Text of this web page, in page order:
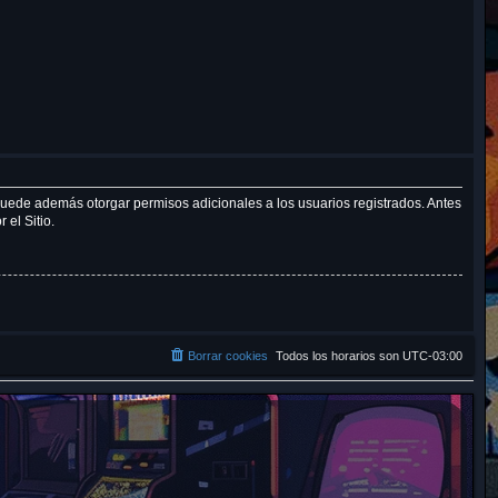
además otorgar permisos adicionales a los usuarios registrados. Antes
el Sitio.
Todos los horarios son UTC-03:00
Borrar cookies